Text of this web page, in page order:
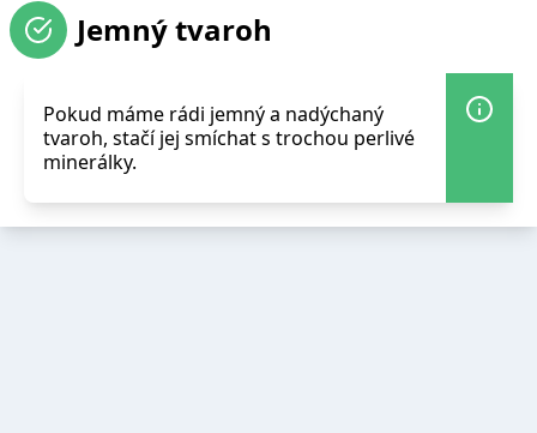
Jemný tvaroh
Pokud máme rádi jemný a nadýchaný
tvaroh, stačí jej smíchat s trochou perlivé
minerálky.